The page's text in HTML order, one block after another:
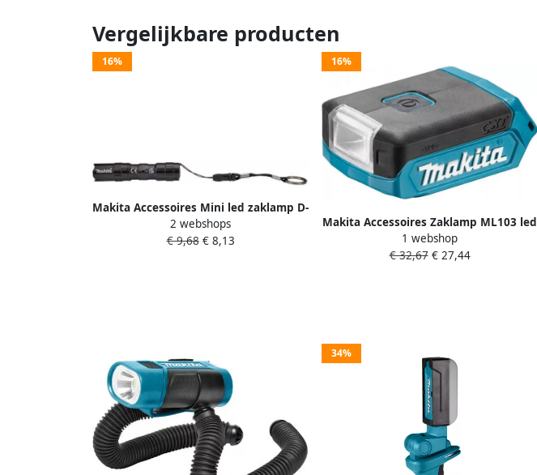
Vergelijkbare producten
16%
Makita Accessoires Mini led zaklamp D-
58752
2 webshops
€ 9,68€ 8,13
16%
Makita Accessoires Zaklamp ML103 led
10 8V: DEAML103
1 webshop
€ 32,67€ 27,44
34%